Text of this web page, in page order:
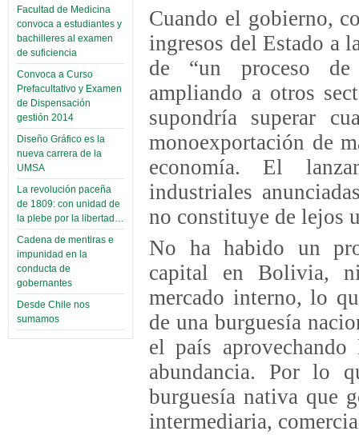
Facultad de Medicina
convoca a estudiantes y
bachilleres al examen
de suficiencia
Convoca a Curso
Prefacultativo y Examen
de Dispensación
gestión 2014
Diseño Gráfico es la
nueva carrera de la
UMSA
La revolución paceña
de 1809: con unidad de
la plebe por la libertad…
Cadena de mentiras e
impunidad en la
conducta de
gobernantes
Desde Chile nos
sumamos
Cuando el gobierno,
ingresos del Estado a
de “un proceso de
ampliando a otros
supondría superar
monoexportación de
economía. El
industriales
no constituye de lejos
No ha habido un
capital en Bolivia,
mercado interno, lo
de una burguesía
el país
abundancia. Por lo
burguesía nativa que
intermediaria,